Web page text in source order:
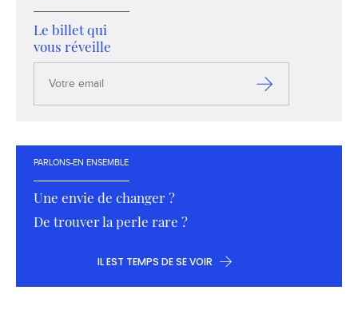
Le billet qui
vous réveille
email
S’inscrire
PARLONS-EN ENSEMBLE
Une envie de changer ?
De trouver la perle rare ?
IL EST TEMPS DE SE VOIR